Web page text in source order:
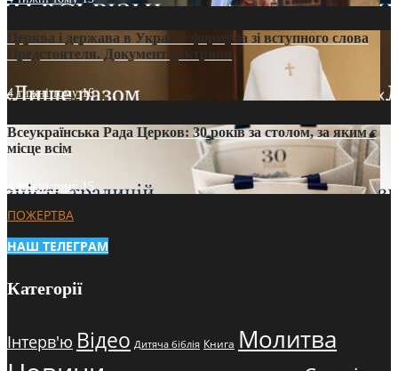
Церква і держава в Україні: формула зі вступного слова
Предстоятеля. Документ доктрини
4 тижні тому16
Всеукраїнська Рада Церков: 30 років за столом, за яким є
місце всім
4 тижні тому15
ПОЖЕРТВА
НАШ ТЕЛЕГРАМ
Категорії
Інтерв'ю Відео Дитяча біблія Книга Молитва